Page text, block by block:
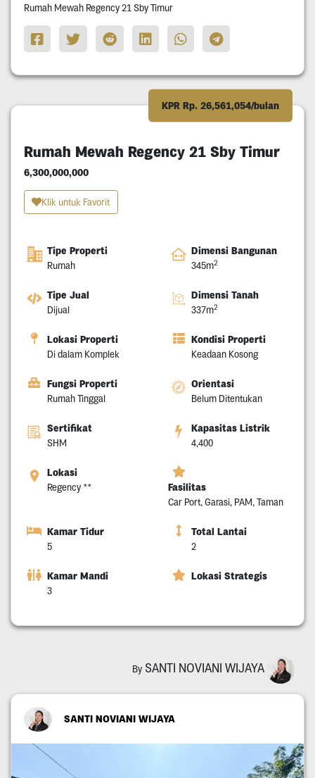
Rumah Mewah Regency 21 Sby Timur
KPR Rp. 26,561,054/bulan
Rumah Mewah Regency 21 Sby Timur
6,300,000,000
Klik untuk Favorit
Tipe Properti
Rumah
Dimensi Bangunan
345m2
Tipe Jual
Dijual
Dimensi Tanah
337m2
Lokasi Properti
Di dalam Komplek
Kondisi Properti
Keadaan Kosong
Fungsi Properti
Rumah Tinggal
Orientasi
Belum Ditentukan
Sertifikat
SHM
Kapasitas Listrik
4,400
Lokasi
Regency ** Fasilitas
Car Port, Garasi, PAM, Taman
Kamar Tidur
5
Total Lantai
2
Kamar Mandi
3
Lokasi Strategis
By SANTI NOVIANI WIJAYA
SANTI NOVIANI WIJAYA